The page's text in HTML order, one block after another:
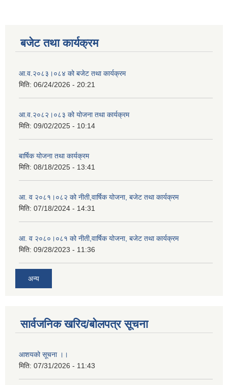
बजेट तथा कार्यक्रम
आ.व.२०८३।०८४ को बजेट तथा कार्यक्रम
मिति: 06/24/2026 - 20:21
आ.व.२०८२।०८३ को योजना तथा कार्यक्रम
मिति: 09/02/2025 - 10:14
बार्षिक योजना तथा कार्यक्रम
मिति: 08/18/2025 - 13:41
आ. व २०८१।०८२ को नीती,वार्षिक योजना, बजेट तथा कार्यक्रम
मिति: 07/18/2024 - 14:31
आ. व २०८०।०८१ को नीती,वार्षिक योजना, बजेट तथा कार्यक्रम
मिति: 09/28/2023 - 11:36
अन्य
सार्वजनिक खरिद/बोलपत्र सूचना
आशयको सूचना ।।
मिति: 07/31/2026 - 11:43